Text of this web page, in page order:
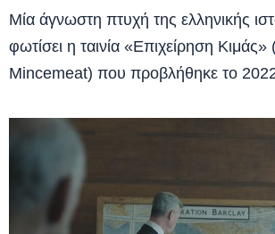
Μία άγνωστη πτυχή της ελληνικής
φωτίσει η ταινία «Επιχείρηση
Mincemeat) που προβλήθηκε το